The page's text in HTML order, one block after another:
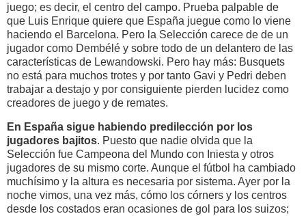
juego; es decir, el centro del campo. Prueba palpable de
que Luis Enrique quiere que España juegue como lo viene
haciendo el Barcelona. Pero la Selección carece de de un
jugador como Dembélé y sobre todo de un delantero de las
características de Lewandowski. Pero hay más: Busquets
no está para muchos trotes y por tanto Gavi y Pedri deben
trabajar a destajo y por consiguiente pierden lucidez como
creadores de juego y de remates.
En España sigue habiendo predilección por los
jugadores bajitos. Puesto que nadie olvida que la
Selección fue Campeona del Mundo con Iniesta y otros
jugadores de su mismo corte. Aunque el fútbol ha cambiado
muchísimo y la altura es necesaria por sistema. Ayer por la
noche vimos, una vez más, cómo los córners y los centros
desde los costados eran ocasiones de gol para los suizos;